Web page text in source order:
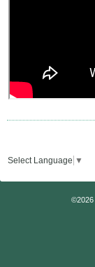
Select Language ▼
©2026